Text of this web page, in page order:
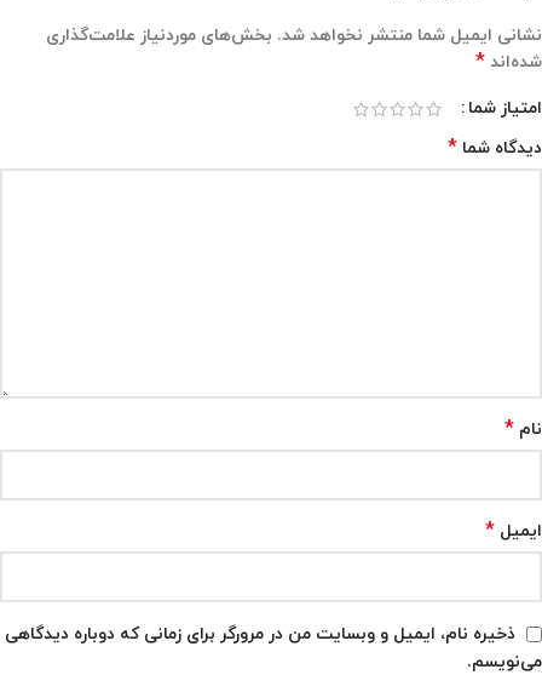
نشانی ایمیل شما منتشر نخواهد شد. بخش‌های موردنیاز علامت‌گذاری
شده‌اند *
امتیاز شما
دیدگاه شما *
نام *
ایمیل *
ذخیره نام، ایمیل و وبسایت من در مرورگر برای زمانی که دوباره دیدگاهی
می‌نویسم.